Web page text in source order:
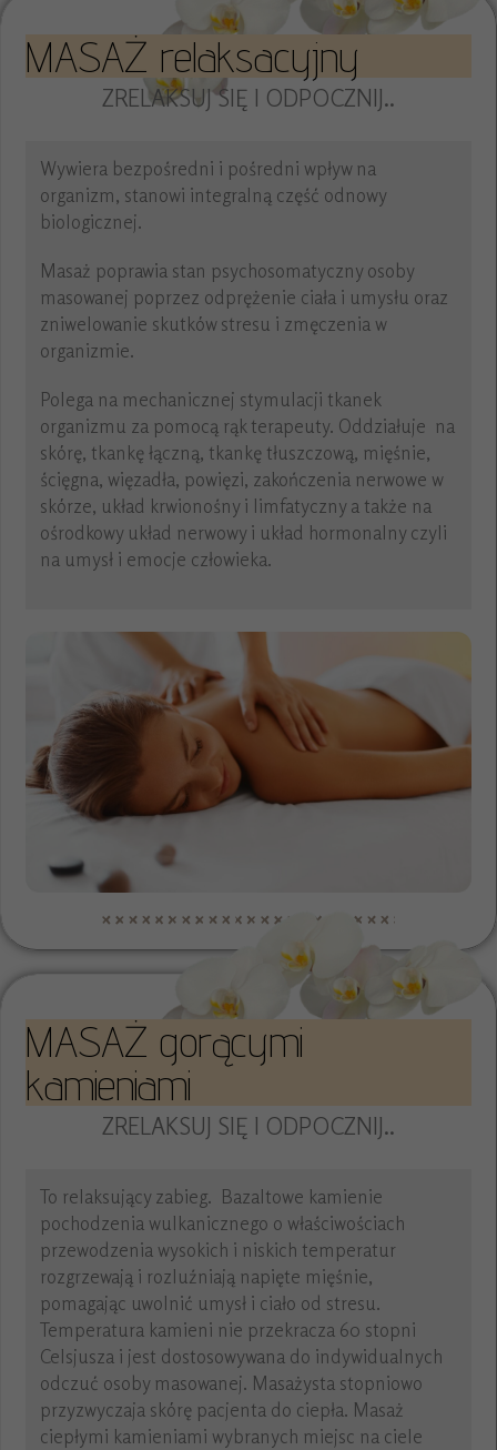
MASAŻ relaksacyjny
ZRELAKSUJ SIĘ I ODPOCZNIJ..
Wywiera bezpośredni i pośredni wpływ na
organizm, stanowi integralną część odnowy
biologicznej.
Masaż poprawia stan psychosomatyczny osoby
masowanej poprzez odprężenie ciała i umysłu oraz
zniwelowanie skutków stresu i zmęczenia w
organizmie.
Polega na mechanicznej stymulacji tkanek
organizmu za pomocą rąk terapeuty. Oddziałuje na
skórę, tkankę łączną, tkankę tłuszczową, mięśnie,
ścięgna, więzadła, powięzi, zakończenia nerwowe w
skórze, układ krwionośny i limfatyczny a także na
ośrodkowy układ nerwowy i układ hormonalny czyli
na umysł i emocje człowieka.
MASAŻ gorącymi
kamieniami
ZRELAKSUJ SIĘ I ODPOCZNIJ..
To relaksujący zabieg. Bazaltowe kamienie
pochodzenia wulkanicznego o właściwościach
przewodzenia wysokich i niskich temperatur
rozgrzewają i rozluźniają napięte mięśnie,
pomagając uwolnić umysł i ciało od stresu.
Temperatura kamieni nie przekracza 60 stopni
Celsjusza i jest dostosowywana do indywidualnych
odczuć osoby masowanej. Masażysta stopniowo
przyzwyczaja skórę pacjenta do ciepła. Masaż
ciepłymi kamieniami wybranych miejsc na ciele